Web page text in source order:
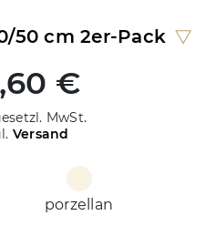
50 cm 2er-Pack
€
MwSt.
Versand
porzellan